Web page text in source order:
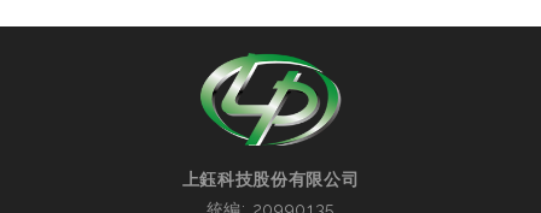
上鈺科技股份有限公司